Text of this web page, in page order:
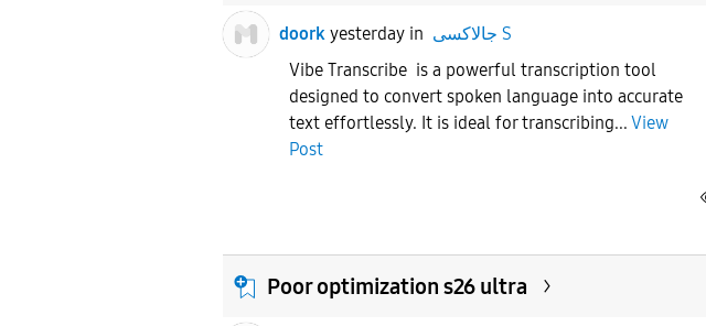
doork yesterday in
جالاكسى S
Vibe Transcribe is a powerful transcription tool
designed to convert spoken language into accurate
text effortlessly. It is ideal for transcribing... View
Post
Poor optimization s26 ultra